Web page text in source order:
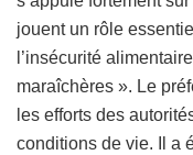
jouent un rôle
l’insécurité
maraîchères ». Le
les efforts des
conditions de vie. Il a